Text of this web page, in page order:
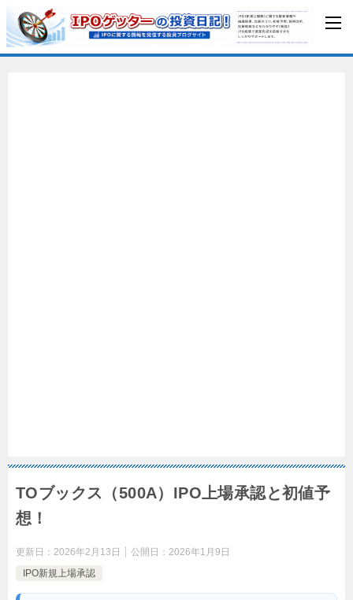
TOブックス（500A）IPO上場承認と初値予
想！
更新日： 2026年2月13日 公開日： 2026年1月9日
IPO新規上場承認